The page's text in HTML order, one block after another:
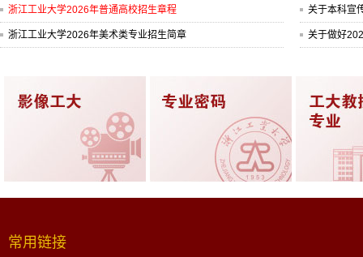
浙江工业大学2026年普通高校招生章程
浙江工业大学2026年美术类专业招生简章
关于本科宣
关于做好
常用链接